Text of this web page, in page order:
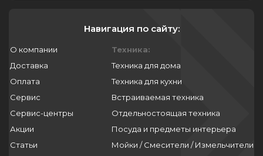
Навигация по сайту:
О компании
Доставка
Оплата
Сервис
Сервис-центры
Акции
Статьи
Техника:
Техника для дома
Техника для кухни
Встраиваемая техника
Отдельностоящая техника
Посуда и предметы интерьера
Мойки / Смесители / Измельчители